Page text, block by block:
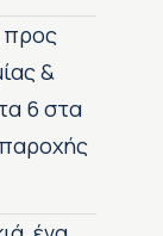
προς
&
6 στα